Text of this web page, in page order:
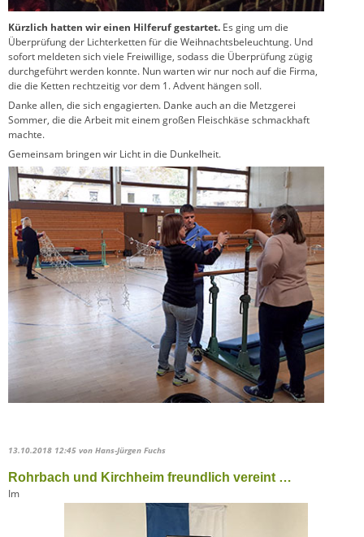
Kürzlich hatten wir einen Hilferuf gestartet. Es ging um die
Überprüfung der Lichterketten für die Weihnachtsbeleuchtung. Und
sofort meldeten sich viele Freiwillige, sodass die Überprüfung zügig
durchgeführt werden konnte. Nun warten wir nur noch auf die Firma,
die die Ketten rechtzeitig vor dem 1. Advent hängen soll.
Danke allen, die sich engagierten. Danke auch an die Metzgerei
Sommer, die die Arbeit mit einem großen Fleischkäse schmackhaft
machte.
Gemeinsam bringen wir Licht in die Dunkelheit.
13.10.2018 12:45 von Hans-Jürgen Fuchs
Rohrbach und Kirchheim freundlich vereint …
Im